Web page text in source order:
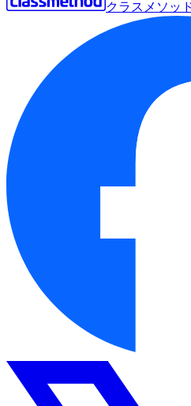
クラスメソッ